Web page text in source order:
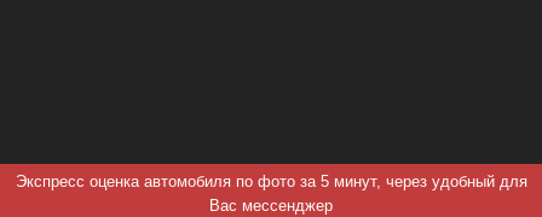
Экспресс оценка автомобиля по фото за 5 минут, через удобный для
Вас мессенджер